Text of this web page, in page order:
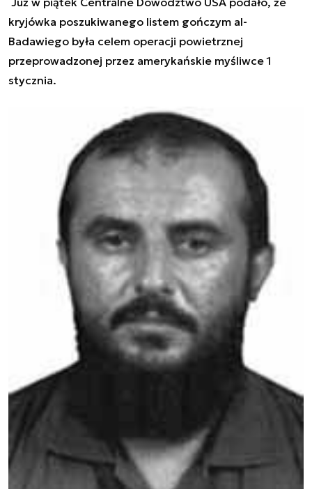
kryjówka poszukiwanego listem gończym al-
Badawiego była celem operacji powietrznej
przeprowadzonej przez amerykańskie myśliwce 1
stycznia.